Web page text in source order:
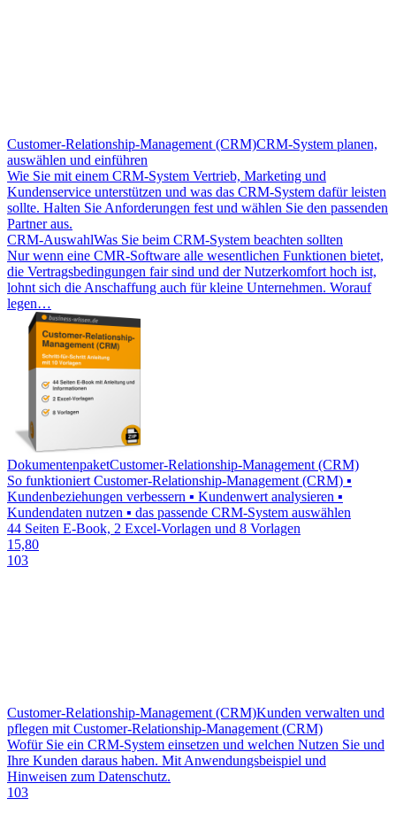
Customer-Relationship-Management (CRM)CRM-System planen,
auswählen und einführen
Wie Sie mit einem CRM-System Vertrieb, Marketing und
Kundenservice unterstützen und was das CRM-System dafür leisten
sollte. Halten Sie Anforderungen fest und wählen Sie den passenden
Partner aus.
CRM-AuswahlWas Sie beim CRM-System beachten sollten
Nur wenn eine CMR-Software alle wesentlichen Funktionen bietet,
die Vertragsbedingungen fair sind und der Nutzerkomfort hoch ist,
lohnt sich die Anschaffung auch für kleine Unternehmen. Worauf
legen…
DokumentenpaketCustomer-Relationship-Management (CRM)
So funktioniert Customer-Relationship-Management (CRM) ▪
Kundenbeziehungen verbessern ▪ Kundenwert analysieren ▪
Kundendaten nutzen ▪ das passende CRM-System auswählen
44 Seiten E-Book, 2 Excel-Vorlagen und 8 Vorlagen
15,80
103
Customer-Relationship-Management (CRM)Kunden verwalten und
pflegen mit Customer-Relationship-Management (CRM)
Wofür Sie ein CRM-System einsetzen und welchen Nutzen Sie und
Ihre Kunden daraus haben. Mit Anwendungsbeispiel und
Hinweisen zum Datenschutz.
103